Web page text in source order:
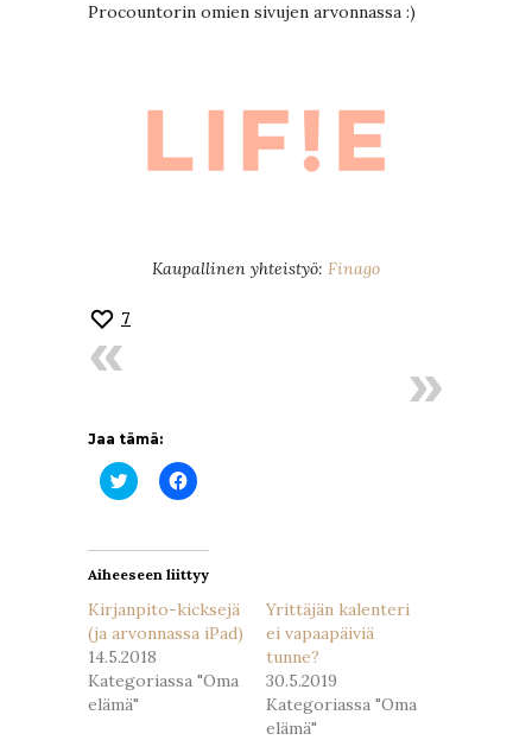
Procountorin omien sivujen arvonnassa :)
Kaupallinen yhteistyö: Finago
7
Jaa tämä:
Jaa
Twitterissä(Avautuu
Jaa
Facebookissa(Avautuu
Aiheeseen liittyy
Kirjanpito-kicksejä
(ja arvonnassa iPad)
14.5.2018
Kategoriassa "Oma
elämä"
Yrittäjän kalenteri
ei vapaapäiviä
tunne?
30.5.2019
Kategoriassa "Oma
elämä"